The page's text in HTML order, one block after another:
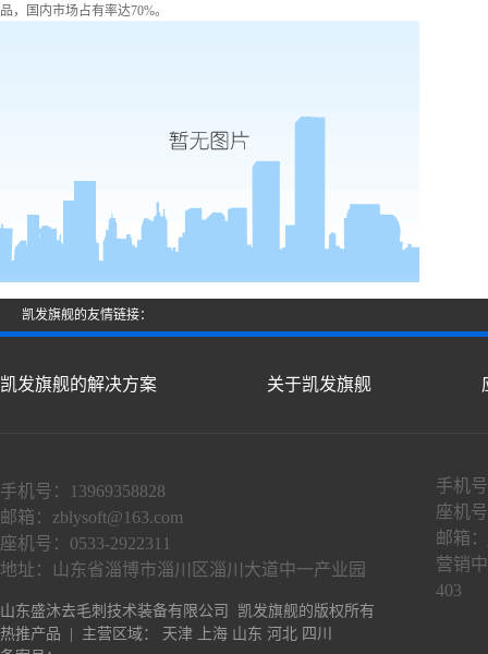
品，国内市场占有率达70%。
凯发旗舰的友情链接：
凯发旗舰的解决方案 关于凯发旗舰
手机号：13969358828
邮箱： zblysoft@163.com
座机号：0533-2922311
地址：山东省淄博市淄川区淄川大道中一产业园
手机
座机
邮箱：
营销
403
山东盛沐去毛刺技术装备有限公司 凯发旗舰的版权所有
热推产品 | 主营区域： 天津 上海 山东 河北 四川